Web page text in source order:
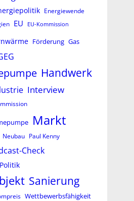
Energiewende
EU EU-Kommission
Förderung Gas
Handwerk
Interview
Markt
Neubau Paul Kenny
Check
Politik
Sanierung
Wettbewerbsfähigkeit